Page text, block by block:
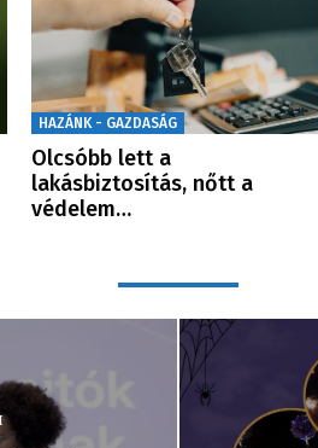
HAZÁNK - GAZDASÁG
Olcsóbb lett a
lakásbiztosítás, nőtt a
védelem…